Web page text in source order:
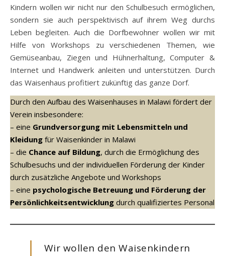
Kindern wollen wir nicht nur den Schulbesuch ermöglichen,
sondern sie auch perspektivisch auf ihrem Weg durchs
Leben begleiten. Auch die Dorfbewohner wollen wir mit
Hilfe von Workshops zu verschiedenen Themen, wie
Gemüseanbau, Ziegen und Hühnerhaltung, Computer &
Internet und Handwerk anleiten und unterstützen. Durch
das Waisenhaus profitiert zukünftig das ganze Dorf.
Durch den Aufbau des Waisenhauses in Malawi fördert der
Verein insbesondere:
– eine Grundversorgung mit Lebensmitteln und
Kleidung für Waisenkinder in Malawi
– die Chance auf Bildung, durch die Ermöglichung des
Schulbesuchs und der individuellen Förderung der Kinder
durch zusätzliche Angebote und Workshops
– eine psychologische Betreuung und Förderung der
Persönlichkeitsentwicklung durch qualifiziertes Personal
Wir wollen den Waisenkindern